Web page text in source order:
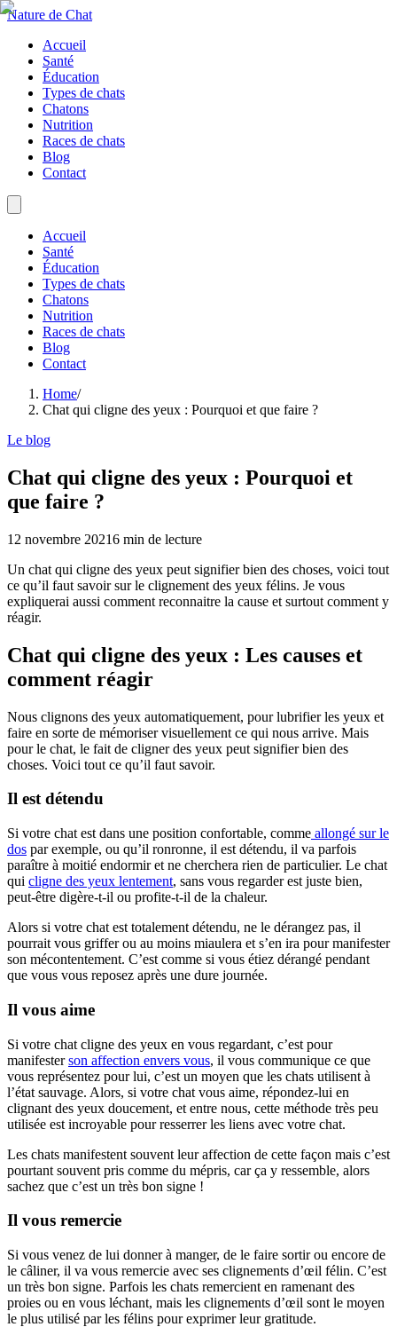
Nature de Chat
Accueil
Santé
Éducation
Types de chats
Chatons
Nutrition
Races de chats
Blog
Contact
Accueil
Santé
Éducation
Types de chats
Chatons
Nutrition
Races de chats
Blog
Contact
Home/
Chat qui cligne des yeux : Pourquoi et que faire ?
Le blog
Chat qui cligne des yeux : Pourquoi et
que faire ?
12 novembre 20216 min de lecture
Un chat qui cligne des yeux peut signifier bien des choses, voici tout
ce qu’il faut savoir sur le clignement des yeux félins. Je vous
expliquerai aussi comment reconnaitre la cause et surtout comment y
réagir.
Chat qui cligne des yeux : Les causes et
comment réagir
Nous clignons des yeux automatiquement, pour lubrifier les yeux et
faire en sorte de mémoriser visuellement ce qui nous arrive. Mais
pour le chat, le fait de cligner des yeux peut signifier bien des
choses. Voici tout ce qu’il faut savoir.
Il est détendu
Si votre chat est dans une position confortable, comme allongé sur le
dos par exemple, ou qu’il ronronne, il est détendu, il va parfois
paraître à moitié endormir et ne cherchera rien de particulier. Le chat
qui cligne des yeux lentement, sans vous regarder est juste bien,
peut-être digère-t-il ou profite-t-il de la chaleur.
Alors si votre chat est totalement détendu, ne le dérangez pas, il
pourrait vous griffer ou au moins miaulera et s’en ira pour manifester
son mécontentement. C’est comme si vous étiez dérangé pendant
que vous vous reposez après une dure journée.
Il vous aime
Si votre chat cligne des yeux en vous regardant, c’est pour
manifesterson affection envers vous, il vous communique ce que
vous représentez pour lui, c’est un moyen que les chats utilisent à
l’état sauvage. Alors, si votre chat vous aime, répondez-lui en
clignant des yeux doucement, et entre nous, cette méthode très peu
utilisée est incroyable pour resserrer les liens avec votre chat.
Les chats manifestent souvent leur affection de cette façon mais c’est
pourtant souvent pris comme du mépris, car ça y ressemble, alors
sachez que c’est un très bon signe !
Il vous remercie
Si vous venez de lui donner à manger, de le faire sortir ou encore de
le câliner, il va vous remercie avec ses clignements d’œil félin. C’est
un très bon signe. Parfois les chats remercient en ramenant des
proies ou en vous léchant, mais les clignements d’œil sont le moyen
le plus utilisé par les félins pour exprimer leur gratitude.